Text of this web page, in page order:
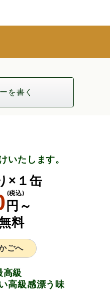
を書く
いたします。
×１缶
円～
(税込)
料
ごへ
高級
高級感漂う味